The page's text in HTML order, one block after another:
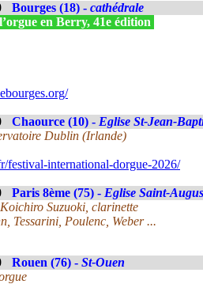
Bourges (18) - cathédrale
en Berry, 41e édition
Chaource (10) - Eglise St-Jean-
Dublin (Irlande)
festival-international-dorgue-2026/
Paris 8ème (75) - Eglise Saint-
Suzuoki, clarinette
Tessarini, Poulenc, Weber ...
Rouen (76) - St-Ouen